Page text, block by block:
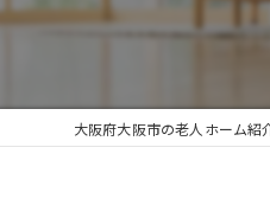
大阪府大阪市の老人ホーム紹